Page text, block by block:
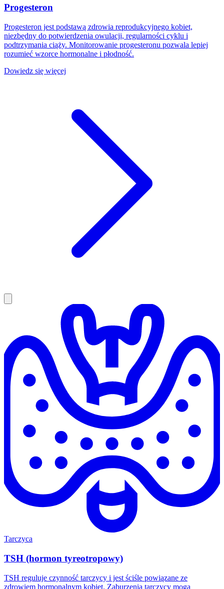
Progesteron
Progesteron jest podstawą zdrowia reprodukcyjnego kobiet,
niezbędny do potwierdzenia owulacji, regularności cyklu i
podtrzymania ciąży. Monitorowanie progesteronu pozwala lepiej
rozumieć wzorce hormonalne i płodność.
Dowiedz się więcej
Tarczyca
TSH (hormon tyreotropowy)
TSH reguluje czynność tarczycy i jest ściśle powiązane ze
zdrowiem hormonalnym kobiet. Zaburzenia tarczycy mogą